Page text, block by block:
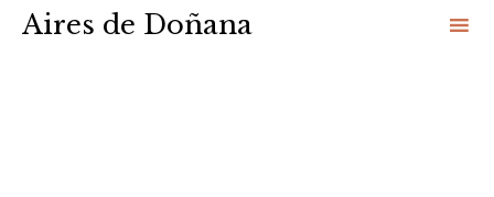
Aires de Doñana